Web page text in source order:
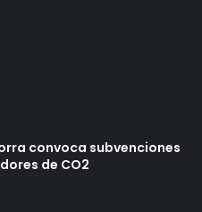
convoca subvenciones
de CO2